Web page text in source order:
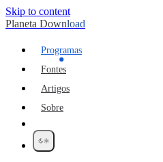
Skip to content
Planeta Download
Programas
Fontes
Artigos
Sobre